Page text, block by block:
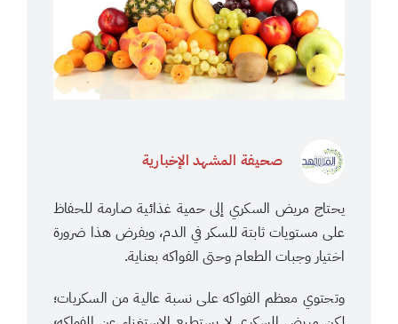
صحيفة المشهد الإخبارية
يحتاج مريض السكري إلى حمية غذائية صارمة للحفاظ
على مستويات ثابتة للسكر في الدم، ويفرض هذا ضرورة
اختيار وجبات الطعام وحتى الفواكه بعناية.
وتحتوي معظم الفواكه على نسبة عالية من السكريات؛